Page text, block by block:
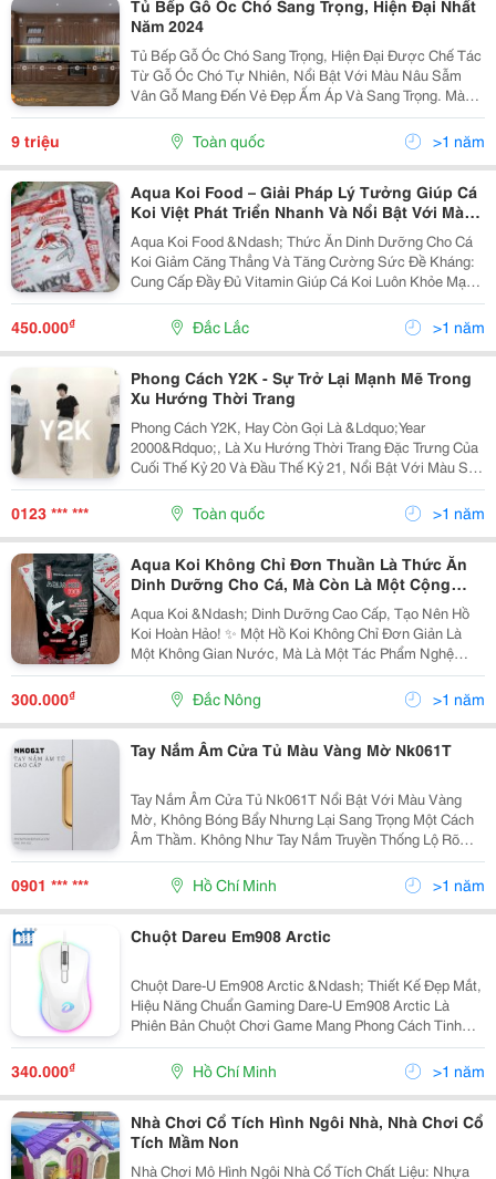
Tủ Bếp Gỗ Óc Chó Sang Trọng, Hiện Đại Nhất
Năm 2024
Tủ Bếp Gỗ Óc Chó Sang Trọng, Hiện Đại Được Chế Tác
Từ Gỗ Óc Chó Tự Nhiên, Nổi Bật Với Màu Nâu Sẫm
Vân Gỗ Mang Đến Vẻ Đẹp Ấm Áp Và Sang Trọng. Màu
Sắc Này Tạo Điểm Nhấn Ấn Tượng Cho Không Gian
Bếp, Dễ Dàng Phối Hợp Với Nhiều Phong Cách Nội Thất
Từ Cổ...
9 triệu Toàn quốc >1 năm
Aqua Koi Food – Giải Pháp Lý Tưởng Giúp Cá
Koi Việt Phát Triển Nhanh Và Nổi Bật Với Màu
Sắc Tươi Sáng!
Aqua Koi Food &Ndash; Thức Ăn Dinh Dưỡng Cho Cá
Koi Giảm Căng Thẳng Và Tăng Cường Sức Đề Kháng:
Cung Cấp Đầy Đủ Vitamin Giúp Cá Koi Luôn Khỏe Mạnh
Và Hạn Chế Nguy Cơ Mắc Bệnh. Màu Sắc Tươi Sáng
Và Bền Lâu: Giúp Cá Koi Duy Trì Màu Sắc Rực Rỡ...
450.000₫ Đắc Lắc >1 năm
Phong Cách Y2K - Sự Trở Lại Mạnh Mẽ Trong
Xu Hướng Thời Trang
Phong Cách Y2K, Hay Còn Gọi Là &Ldquo;Year
2000&Rdquo;, Là Xu Hướng Thời Trang Đặc Trưng Của
Cuối Thế Kỷ 20 Và Đầu Thế Kỷ 21, Nổi Bật Với Màu Sắc
Neon, Chất Liệu Metallic Và Thiết Kế Độc Đáo. Hôm
Nay, Phong Cách Này Không Chỉ Quay Lại Mạnh Mẽ
Trong...
0123 *** *** Toàn quốc >1 năm
Aqua Koi Không Chỉ Đơn Thuần Là Thức Ăn
Dinh Dưỡng Cho Cá, Mà Còn Là Một Cộng
Đồng Nơi Bạn Có Thể Giao Lưu Và Chia Sẻ
Aqua Koi &Ndash; Dinh Dưỡng Cao Cấp, Tạo Nên Hồ
Koi Hoàn Hảo! ✨ Một Hồ Koi Không Chỉ Đơn Giản Là
Một Không Gian Nước, Mà Là Một Tác Phẩm Nghệ
Thuật Sinh Động, Nơi Mỗi Chú Cá Koi Bơi Lội Trong Sự
Khỏe Mạnh, Sắc Nét Và Nổi Bật Với Màu Sắc Rực Rỡ.
300.000₫ Đắc Nông >1 năm
Tay Nắm Âm Cửa Tủ Màu Vàng Mờ Nk061T
Tay Nắm Âm Cửa Tủ Nk061T Nổi Bật Với Màu Vàng
Mờ, Không Bóng Bẩy Nhưng Lại Sang Trọng Một Cách
Âm Thầm. Không Như Tay Nắm Truyền Thống Lộ Rõ
Bên Ngoài, Nk061T Được Thiết Kế Âm Hoàn Toàn Vào
Mặt Cánh Tủ, Tạo Nên Bề Mặt Phẳng Mượt Và Gọn
0901 *** *** Hồ Chí Minh >1 năm
Chuột Dareu Em908 Arctic
Chuột Dare-U Em908 Arctic &Ndash; Thiết Kế Đẹp Mắt,
Hiệu Năng Chuẩn Gaming Dare-U Em908 Arctic Là
Phiên Bản Chuột Chơi Game Mang Phong Cách Tinh
Tế, Nổi Bật Với Màu Trắng Lạnh Độc Đáo Cùng Hiệu
Năng Mạnh Mẽ. Đây Là Lựa Chọn Lý Tưởng Cho Game
340.000₫ Hồ Chí Minh >1 năm
Nhà Chơi Cổ Tích Hình Ngôi Nhà, Nhà Chơi Cổ
Tích Mầm Non
Nhà Chơi Mô Hình Ngôi Nhà Cổ Tích Chất Liệu: Nhựa